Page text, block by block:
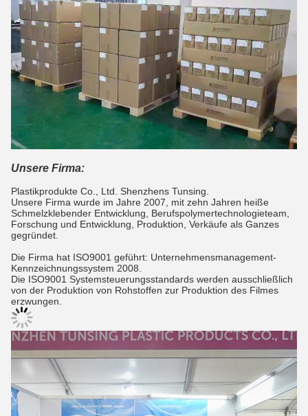
Unsere Firma:
Plastikprodukte Co., Ltd. Shenzhens Tunsing.
Unsere Firma wurde im Jahre 2007, mit zehn Jahren heiße
Schmelzklebender Entwicklung, Berufspolymertechnologieteam,
Forschung und Entwicklung, Produktion, Verkäufe als Ganzes
gegründet.
Die Firma hat ISO9001 geführt: Unternehmensmanagement-
Kennzeichnungssystem 2008.
Die ISO9001 Systemsteuerungsstandards werden ausschließlich
von der Produktion von Rohstoffen zur Produktion des Filmes
erzwungen.